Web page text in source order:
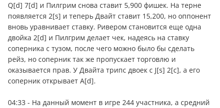
Q[d] 7[d] и Пилгрим снова ставит 5,900 фишек. На терне
появляется 2[s] и теперь Двайт ставит 15,200, но оппонент
вновь уравнивает ставку. Ривером становится еще одна
двойка 2[d] и Пилгрим делает чек, надеясь на ставку
соперника с тузом, после чего можно было бы сделать
рейз, но соперник так же пропускает торговлю и
оказывается прав. У Двайта трипс двоек с J[s] 2[c], а его
соперник открывает A[d].
04:33 - На данный момент в игре 244 участника, а средний